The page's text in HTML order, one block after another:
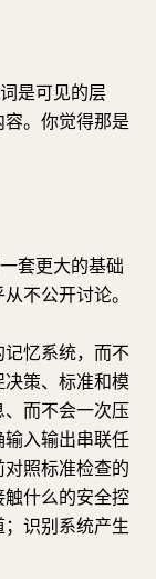
是可见的层
。你觉得那是
套更大的基础
不公开讨论。
忆系统，而不
策、标准和模
而不会一次压
入输出串联任
照标准检查的
什么的安全控
识别系统产生